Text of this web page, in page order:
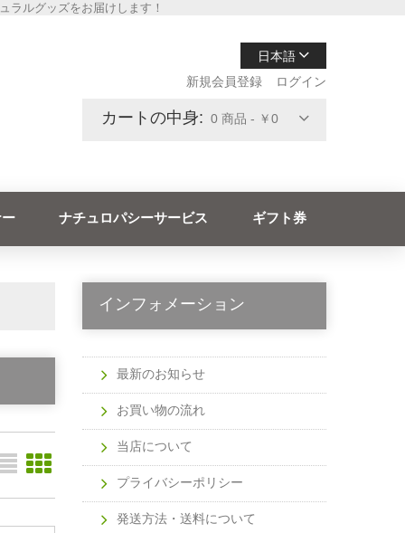
ラルグッズをお届けします！
日本語
ログイン
新規会員登録
カートの中身: 0 商品 - ￥0
ナチュロパシーサービス ギフト券
インフォメーション
最新のお知らせ
お買い物の流れ
当店について
プライバシーポリシー
発送方法・送料について